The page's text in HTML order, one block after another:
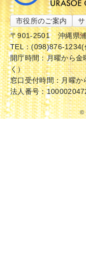
市役所のご案内
〒901-2501
沖縄県
TEL：(098)876-1234(
開庁時間：月曜から
く）
窓口受付時間：月曜
法人番号：
©